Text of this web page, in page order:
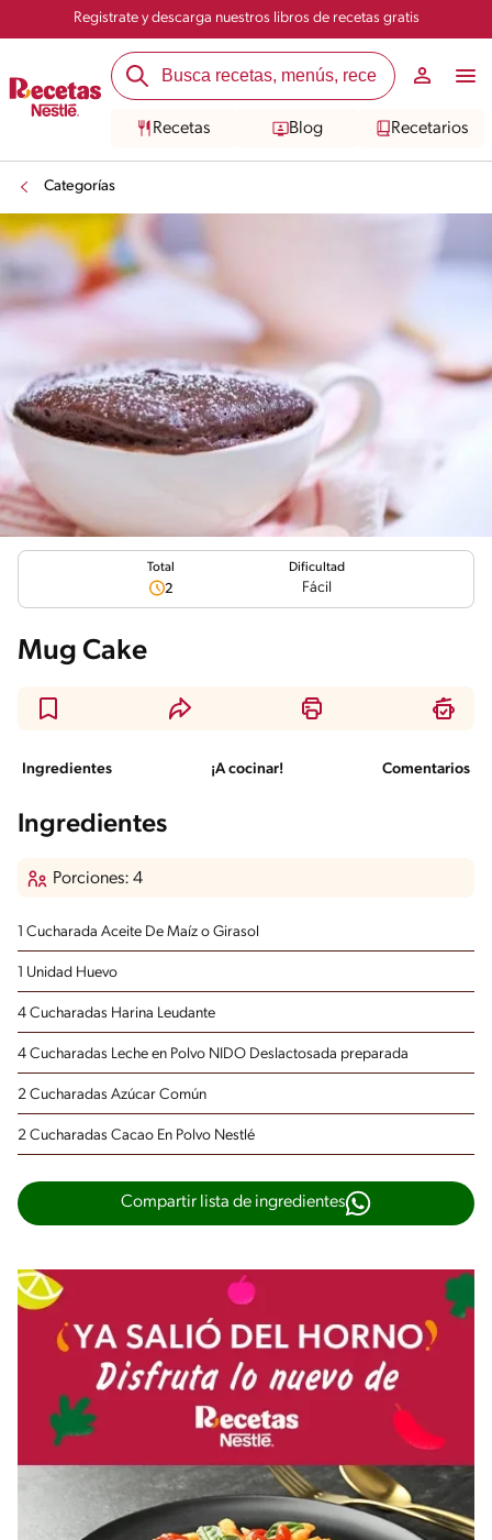
Registrate y descarga nuestros libros de recetas gratis
Recetas Blog Recetarios
Categorías
Total
2
Dificultad
Fácil
Mug Cake
Ingredientes ¡A cocinar! Comentarios
Ingredientes
Porciones: 4
1 Cucharada Aceite De Maíz o Girasol
1 Unidad Huevo
4 Cucharadas Harina Leudante
4 Cucharadas Leche en Polvo NIDO Deslactosada preparada
2 Cucharadas Azúcar Común
2 Cucharadas Cacao En Polvo Nestlé
Compartir lista de ingredientes